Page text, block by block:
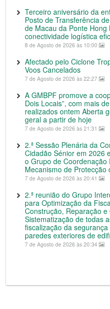
Terceiro aniversário da
Posto de Transferência
de Macau da Ponte
conectividade logística
8 de Agosto de 2026 às 10:00
Afectado pelo Ciclone
Voos Cancelados
7 de Agosto de 2026 às 22:27
A GMBPF promove a
Dois Locais”, com mais
realizados ontem Aberta
geral a partir de hoje
7 de Agosto de 2026 às 21:31
2.ª Sessão Plenária da
Cidadão Sénior em 2026
o Grupo de
Mecanismo de Protecção
7 de Agosto de 2026 às 20:41
2.ª reunião do Grupo
para Optimização da
Construção, Reparação
Sistematização de todas
fiscalização da
paredes exteriores de
7 de Agosto de 2026 às 20:34